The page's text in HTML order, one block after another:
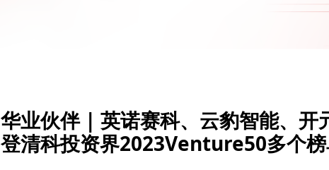
华业伙伴 | 英诺赛科、云豹智能、开
登清科投资界2023Venture50多个